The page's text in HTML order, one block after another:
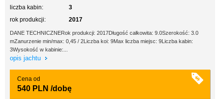
liczba kabin:
3
rok produkcji:
2017
DANE TECHNICZNERok produkcji: 2017Długość całkowita: 9.0Szerokość: 3.0
mZanurzenie min/max: 0,45 / 2Liczba koi: 9Max liczba miejsc: 9Liczba kabin:
3Wysokość w kabinie:...
opis jachtu
Cena od
540 PLN /dobę